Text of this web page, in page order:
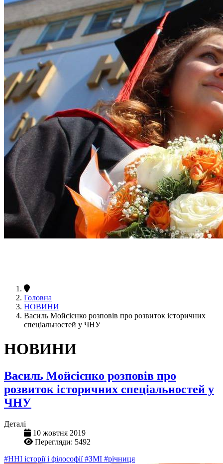
Головна
НОВИНИ
Василь Мойсієнко розповів про розвиток історичних
спеціальностей у ЧНУ
НОВИНИ
Василь Мойсієнко розповів про
розвиток історичних спеціальностей у
ЧНУ
Деталі
10 жовтня 2019
Перегляди: 5492
#ННІ історії і філософії#ЗМІ #річниця